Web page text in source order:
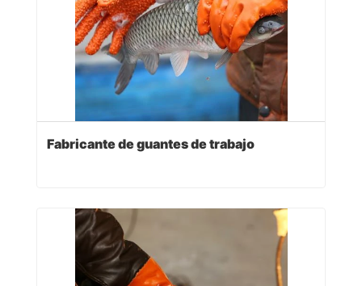
Fabricante de guantes de trabajo